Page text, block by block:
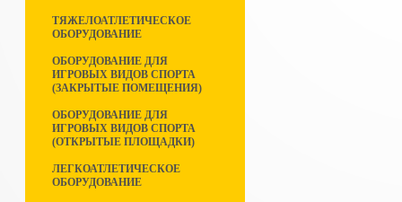
ТЯЖЕЛОАТЛЕТИЧЕСКОЕ
ОБОРУДОВАНИЕ
ОБОРУДОВАНИЕ ДЛЯ
ИГРОВЫХ ВИДОВ СПОРТА
(ЗАКРЫТЫЕ ПОМЕЩЕНИЯ)
ОБОРУДОВАНИЕ ДЛЯ
ИГРОВЫХ ВИДОВ СПОРТА
(ОТКРЫТЫЕ ПЛОЩАДКИ)
ЛЕГКОАТЛЕТИЧЕСКОЕ
ОБОРУДОВАНИЕ